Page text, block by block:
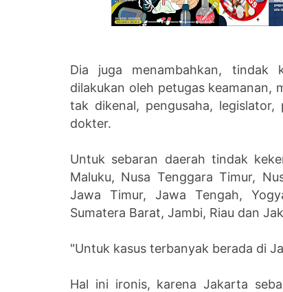
Dia juga menambahkan, tindak
dilakukan oleh petugas keamanan,
tak dikenal, pengusaha,
dokter.
Untuk sebaran daerah tindak
Maluku, Nusa Tenggara Timur,
Jawa Timur, Jawa Tengah,
Sumatera Barat, Jambi, Riau dan
"Untuk kasus terbanyak berada di
Hal ini ironis, karena Jakarta